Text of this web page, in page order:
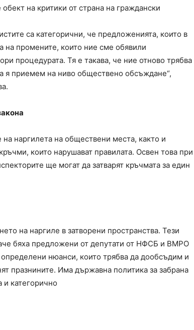
на критики от страна на граждански
са категорични, че предложенията, които в
на промените, които ние сме обявили
процедурата. Тя е такава, че ние отново трябва
я приемем на ниво обществено обсъждане“,
наргилета на обществени места, както и
които нарушават правилата. Освен това при
ще могат да затварят кръчмата за един
на наргиле в затворени пространства. Тези
бяха предложени от депутати от НФСБ и ВМРО
нюанси, които трябва да дообсъдим и
празнините. Има държавна политика за забрана
категорично